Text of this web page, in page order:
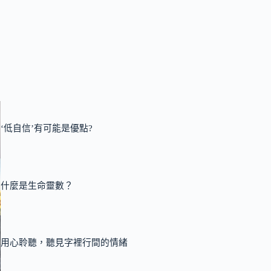
‘低自信’有可能是優點?
什麼是生命靈數？
用心聆聽，聽見字裡行間的情緒